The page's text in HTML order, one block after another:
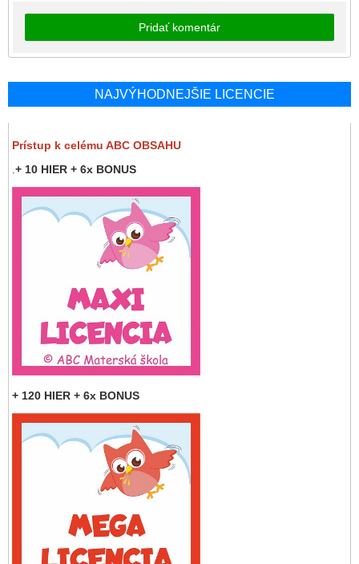
NAJVÝHODNEJŠIE LICENCIE
Prístup k celému ABC OBSAHU
+ 10 HIER + 6x BONUS
+ 120 HIER + 6x BONUS
Pridať komentár